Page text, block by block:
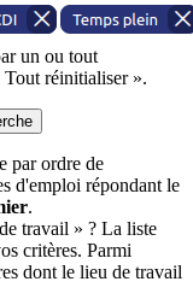
un ou tout
réinitialiser ».
par ordre de
d'emploi répondant le
.
travail » ? La liste
critères. Parmi
dont le lieu de travail